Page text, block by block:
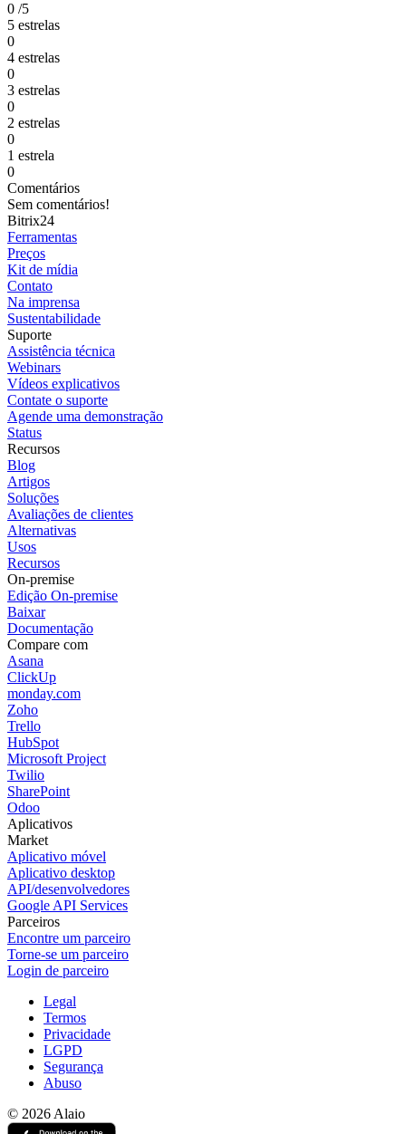
0 /5
5 estrelas
0
4 estrelas
0
3 estrelas
0
2 estrelas
0
1 estrela
0
Comentários
Sem comentários!
Bitrix24
Ferramentas
Preços
Kit de mídia
Contato
Na imprensa
Sustentabilidade
Suporte
Assistência técnica
Webinars
Vídeos explicativos
Contate o suporte
Agende uma demonstração
Status
Recursos
Blog
Artigos
Soluções
Avaliações de clientes
Alternativas
Usos
Recursos
On-premise
Edição On-premise
Baixar
Documentação
Compare com
Asana
ClickUp
monday.com
Zoho
Trello
HubSpot
Microsoft Project
Twilio
SharePoint
Odoo
Aplicativos
Market
Aplicativo móvel
Aplicativo desktop
API/desenvolvedores
Google API Services
Parceiros
Encontre um parceiro
Torne-se um parceiro
Login de parceiro
Legal
Termos
Privacidade
LGPD
Segurança
Abuso
© 2026 Alaio